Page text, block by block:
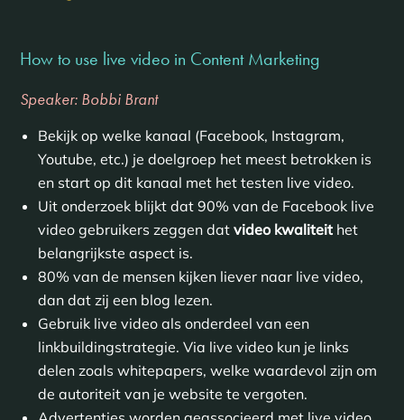
How to use live video in Content Marketing
Speaker: Bobbi Brant
Bekijk op welke kanaal (Facebook, Instagram,
Youtube, etc.) je doelgroep het meest betrokken is
en start op dit kanaal met het testen live video.
Uit onderzoek blijkt dat 90% van de Facebook live
video gebruikers zeggen dat video kwaliteithet
belangrijkste aspect is.
80% van de mensen kijken liever naar live video,
dan dat zij een blog lezen.
Gebruik live video als onderdeel van een
linkbuildingstrategie. Via live video kun je links
delen zoals whitepapers, welke waardevol zijn om
de autoriteit van je website te vergoten.